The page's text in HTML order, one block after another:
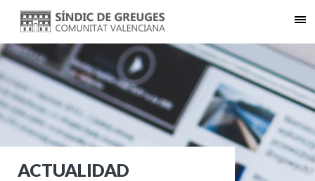
ACTUALIDAD